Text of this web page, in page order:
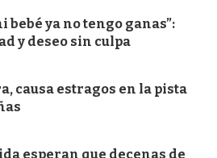
bebé ya no tengo ganas”:
y deseo sin culpa
causa estragos en la pista
esperan que decenas de